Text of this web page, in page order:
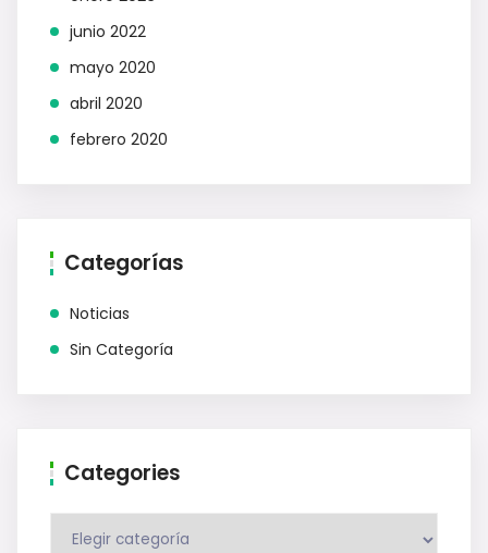
junio 2022
mayo 2020
abril 2020
febrero 2020
Categorías
Noticias
Sin Categoría
Categories